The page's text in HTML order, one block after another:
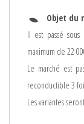
Objet du
Il est passé
maximum de 22
Le marché est
reconductible 3
Les variantes